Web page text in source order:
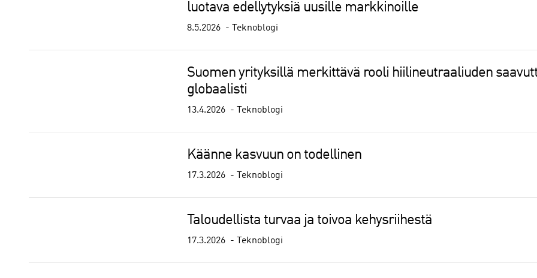
luotava edellytyksiä uusille markkinoille
8.5.2026 Teknoblogi
Suomen yrityksillä merkittävä rooli hiilineutraaliuden
globaalisti
13.4.2026 Teknoblogi
Käänne kasvuun on todellinen
17.3.2026 Teknoblogi
Taloudellista turvaa ja toivoa kehysriihestä
17.3.2026 Teknoblogi